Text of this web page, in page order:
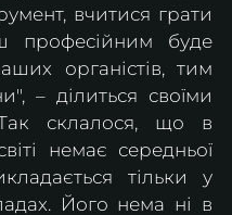
вчитися грати
професійним буде
органістів, тим
– ділиться своїми
склалося, що в
немає середньої
тільки у
Його нема ні в